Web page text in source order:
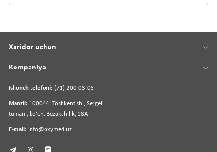
Ishonch telefoni: (71) 200-03-03
Manzil: 100044, Toshkent sh., Sergeli
tumani, koʻch. Bezakchilik, 18A
E-mail: info@oxymed.uz
Xaridor uchun
Kompaniya